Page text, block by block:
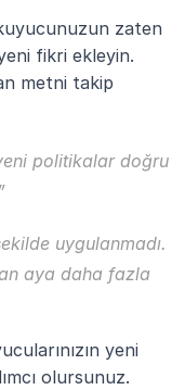
zaten
fikri ekleyin.
metni takip
politikalar doğru
uygulanmadı.
aya daha fazla
yeni
olursunuz.